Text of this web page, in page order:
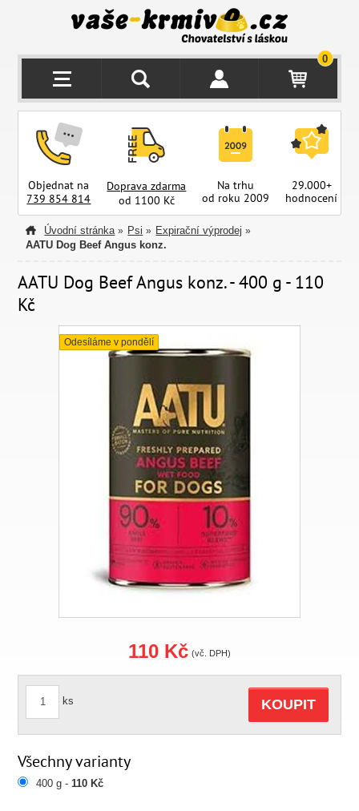
0
Objednat na
739 854 814
Doprava zdarma
od 1100 Kč
Na trhu
od roku 2009
29.000+
hodnocení
Úvodní stránka » Psi » Expirační výprodej »
AATU Dog Beef Angus konz.
AATU Dog Beef Angus konz. - 400 g - 110
Kč
Odesíláme v pondělí
110 Kč (vč. DPH)
ks KOUPIT
Všechny varianty
400 g -110 Kč